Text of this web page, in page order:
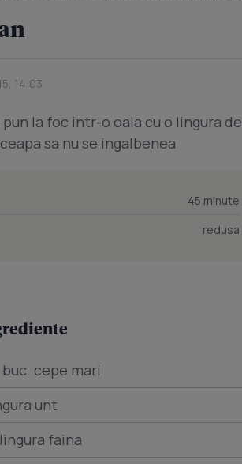
14:03
la foc intr-o oala cu o lingura de
sa nu se ingalbenea
45 minute
redusa
cepe mari
unt
faina